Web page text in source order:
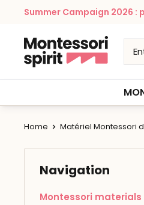
content
Summer Campaign 2026 :
Montessori
Spirit
Home Matériel Montessori
Navigation
Montessori materials